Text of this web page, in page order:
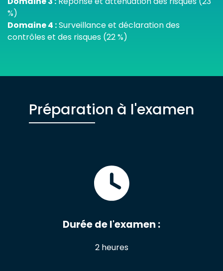
%)
Domaine 4 :Surveillance et déclaration des
contrôles et des risques (22 %)
Préparation à l'examen
Durée de l'examen :
2 heures